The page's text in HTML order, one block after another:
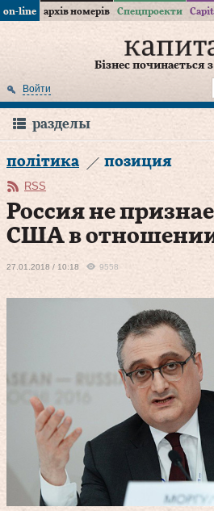
on-line архів номерів Спецпроекти
Бізнес починається
Войти
разделы
політика позиция
RSS
Россия не
США в
27.01.2018 / 10:18 9558